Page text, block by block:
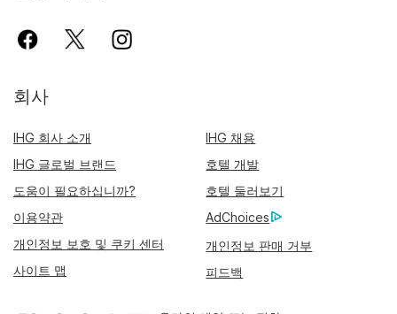
회사
IHG 회사 소개
IHG 채용
IHG 글로벌 브랜드
호텔 개발
도움이 필요하십니까?
호텔 둘러보기
이용약관
AdChoices
개인정보 보호 및 쿠키 센터
개인정보 판매 거부
사이트 맵
피드백